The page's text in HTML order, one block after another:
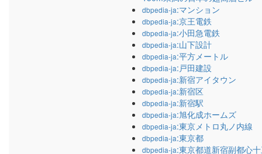
dbpedia-ja:マンション
dbpedia-ja:京王電鉄
dbpedia-ja:小田急電鉄
dbpedia-ja:山下設計
dbpedia-ja:平方メートル
dbpedia-ja:戸田建設
dbpedia-ja:新宿アイタウン
dbpedia-ja:新宿区
dbpedia-ja:新宿駅
dbpedia-ja:旭化成ホームズ
dbpedia-ja:東京メトロ丸ノ内線
dbpedia-ja:東京都
dbpedia-ja:東京都道新宿副都心